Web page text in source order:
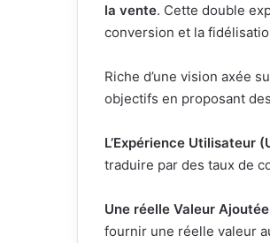
la vente. Cette double
conversion et la
Riche d’une vision axée
objectifs en proposant
L’Expérience Utilisateur
traduire par des taux de
Une réelle Valeur
fournir une réelle valeur